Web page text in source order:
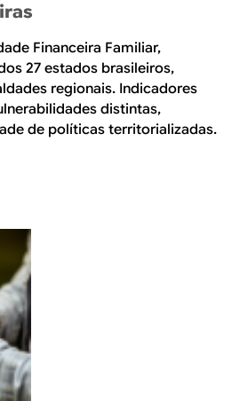
Financeira Familiar,
27 estados brasileiros,
regionais. Indicadores
distintas,
de políticas territorializadas.